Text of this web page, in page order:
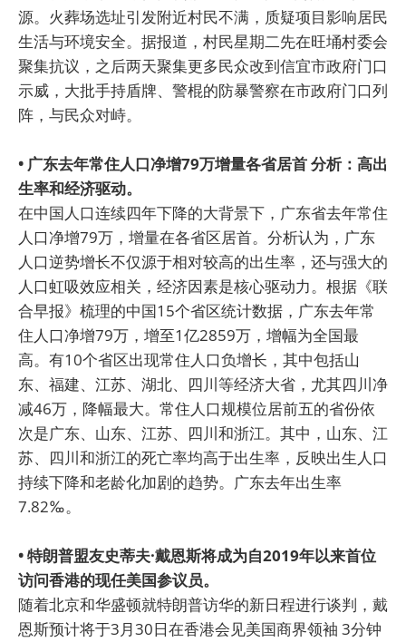
源。火葬场选址引发附近村民不满，质疑项目影响居民
生活与环境安全。据报道，村民星期二先在旺埇村委会
聚集抗议，之后两天聚集更多民众改到信宜市政府门口
示威，大批手持盾牌、警棍的防暴警察在市政府门口列
阵，与民众对峙。
• 广东去年常住人口净增79万增量各省居首 分析：高出
生率和经济驱动。
在中国人口连续四年下降的大背景下，广东省去年常住
人口净增79万，增量在各省区居首。分析认为，广东
人口逆势增长不仅源于相对较高的出生率，还与强大的
人口虹吸效应相关，经济因素是核心驱动力。根据《联
合早报》梳理的中国15个省区统计数据，广东去年常
住人口净增79万，增至1亿2859万，增幅为全国最
高。有10个省区出现常住人口负增长，其中包括山
东、福建、江苏、湖北、四川等经济大省，尤其四川净
减46万，降幅最大。常住人口规模位居前五的省份依
次是广东、山东、江苏、四川和浙江。其中，山东、江
苏、四川和浙江的死亡率均高于出生率，反映出生人口
持续下降和老龄化加剧的趋势。广东去年出生率
7.82‰。
• 特朗普盟友史蒂夫·戴恩斯将成为自2019年以来首位
访问香港的现任美国参议员。
随着北京和华盛顿就特朗普访华的新日程进行谈判，戴
恩斯预计将于3月30日在香港会见美国商界领袖 3分钟